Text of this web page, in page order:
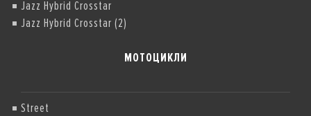
Jazz Hybrid Crosstar
Jazz Hybrid Crosstar (2)
МОТОЦИКЛИ
Street